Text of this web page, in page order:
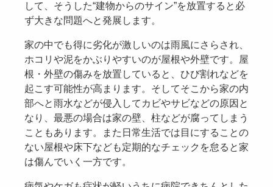
して、そうした“建物からのサイン”を放置すると必
ず大きな問題へと発展します。
家の中でも得に劣化が激しいのは雨風にさらされ、
ホコリや泥をかぶりやすいのが屋根や外壁です。屋
根・外壁の傷みを放置していると、ひび割れなどを
起こす可能性が高まります。そしてそこから家の内
部へと雨水などが侵入してカビやサビなどの原因と
なり、最悪の場合は家の壁、柱などが腐ってしまう
こともあります。また日常生活では目にすることの
ない屋根や床下なども定期的なチェックを怠ると家
は傷んでいく一方です。